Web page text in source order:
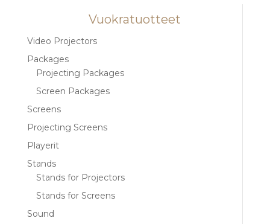
Vuokratuotteet
Video Projectors
Packages
Projecting Packages
Screen Packages
Screens
Projecting Screens
Playerit
Stands
Stands for Projectors
Stands for Screens
Sound